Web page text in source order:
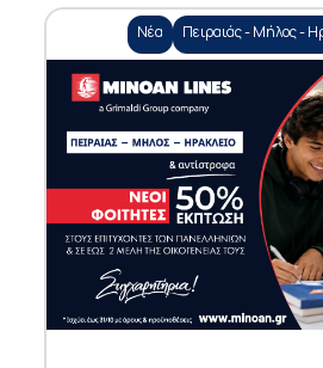
Νέα Πειραιάς - Μήλος -